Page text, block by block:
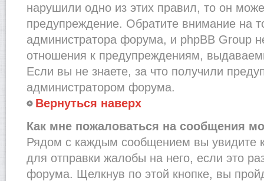
нарушили одно из этих правил, то он
предупреждение. Обратите внимание на
администратора форума, и phpBB Group
отношения к предупреждениям,
Если вы не знаете, за что получили
администратором форума.
Вернуться наверх
Как мне пожаловаться на сообщения
Рядом с каждым сообщением вы увидите
для отправки жалобы на него, если это
форума. Щелкнув по этой кнопке, вы